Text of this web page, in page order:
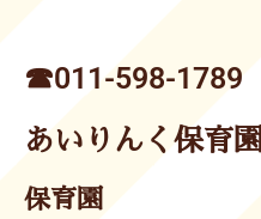
☎︎011-598-1789
あいりんく保育園
保育園